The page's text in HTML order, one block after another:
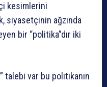
kesimlerini
siyasetçinin ağzında
bir “politika”dır iki
talebi var bu politikanın